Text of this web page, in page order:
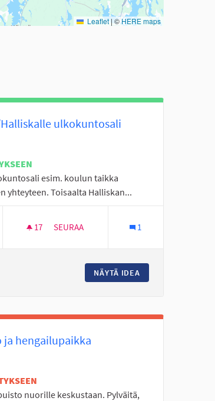
Leaflet | ©HERE maps
ulkokuntosali
esim. koulun taikka
yhteyteen. Toisaalta Halliskan...
17 17 SEURAAJAA
SEURAA 1
NÄYTÄ IDEA
hengailupaikka
nuorille keskustaan. Pylväitä,